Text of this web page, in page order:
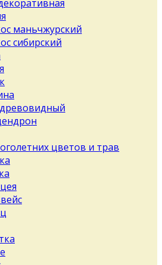
маньчжурский
сибирский
цветов и трав